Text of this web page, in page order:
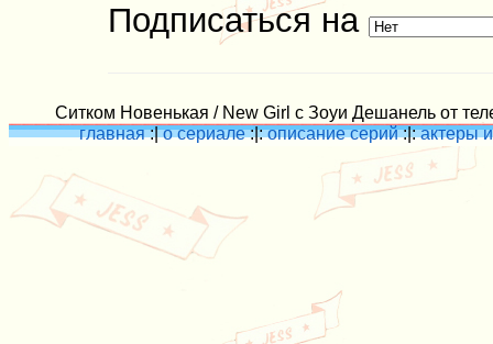
Подписаться на
Ситком Новенькая / New Girl с Зоуи Дешанель от
главная:|о сериале:|:описание серий:|:актеры